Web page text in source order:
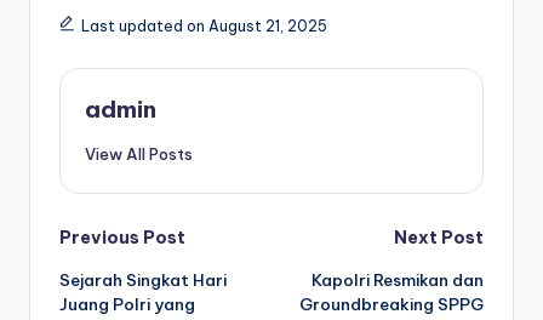
Last updated on August 21, 2025
admin
View All Posts
Post
navigation
Previous Post
Sejarah Singkat Hari
Juang Polri yang
Next Post
Kapolri Resmikan dan
Groundbreaking SPPG